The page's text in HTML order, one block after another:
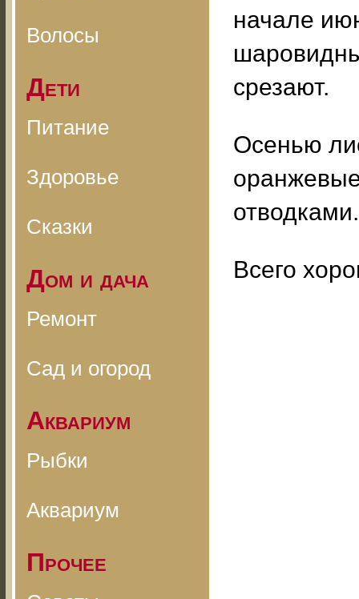
Волосы
Дети
Питание
Здоровье
Сказки
Дом и дача
Ремонт
Сад и огород
Аквариум
Рыбки
Аквариум
Прочее
начале
срезают.
Осенью
отводками.
Всего